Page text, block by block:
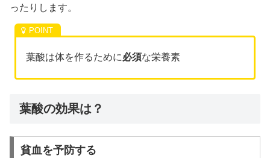
ったりします。
葉酸は体を作るために必須な栄養素
葉酸の効果は？
貧血を予防する